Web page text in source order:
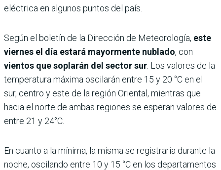
eléctrica en algunos puntos del país.
Según el boletín de la Dirección de Meteorología, este
viernes el día estará mayormente nublado, con
vientos que soplarán del sector sur . Los valores de la
temperatura máxima oscilarán entre 15 y 20 °C en el
sur, centro y este de la región Oriental, mientras que
hacia el norte de ambas regiones se esperan valores de
entre 21 y 24°C.
En cuanto a la mínima, la misma se registraría durante la
noche, oscilando entre 10 y 15 °C en los departamentos